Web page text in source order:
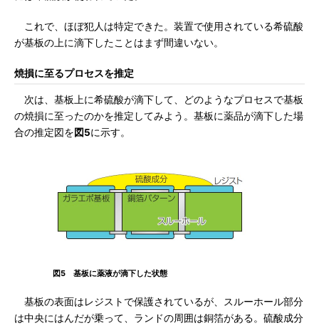
これで、ほぼ犯人は特定できた。装置で使用されている希硫酸
が基板の上に滴下したことはまず間違いない。
焼損に至るプロセスを推定
次は、基板上に希硫酸が滴下して、どのようなプロセスで基板
の焼損に至ったのかを推定してみよう。基板に薬品が滴下した場
合の推定図を図5に示す。
図5 基板に薬液が滴下した状態
基板の表面はレジストで保護されているが、スルーホール部分
は中央にはんだが乗って、ランドの周囲は銅箔がある。硫酸成分